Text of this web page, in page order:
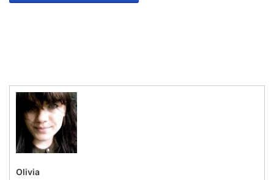
Olivia